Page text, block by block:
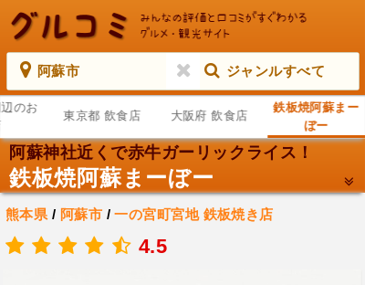
阿蘇市 ジャンルすべて
のお
東京都 飲食店 大阪府 飲食店
鉄板焼阿蘇まー
ぼー
阿蘇神社近くで赤牛ガーリックライス！
鉄板焼阿蘇まーぼー
熊本県 / 阿蘇市 /一の宮町宮地 鉄板焼き店
4.5